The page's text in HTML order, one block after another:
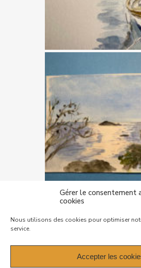
Gérer le consentement
cookies
Nous utilisons des cookies pour optimiser
service.
Accepter les
confidentialité